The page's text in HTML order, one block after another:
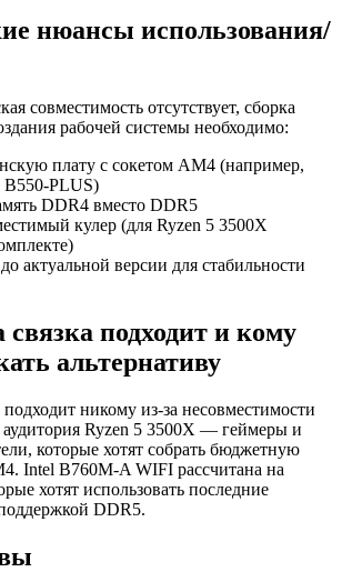
нюансы использования/
совместимость отсутствует, сборка
рабочей системы необходимо:
плату с сокетом AM4 (например,
PLUS)
DDR4 вместо DDR5
кулер (для Ryzen 5 3500X
актуальной версии для стабильности
связка подходит и кому
альтернативу
никому из-за несовместимости
Ryzen 5 3500X — геймеры и
которые хотят собрать бюджетную
Intel B760M-A WIFI рассчитана на
хотят использовать последние
DDR5.